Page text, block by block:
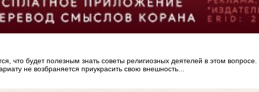
что будет полезным знать советы религиозных деятелей в этом
не возбраняется приукрасить свою внешность...